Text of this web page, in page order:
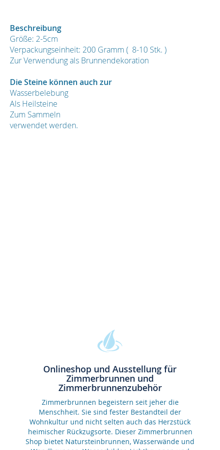
Beschreibung
Größe: 2-5cm
Verpackungseinheit: 200 Gramm ( 8-10 Stk. )
Zur Verwendung als Brunnendekoration
Die Steine können auch zur
Wasserbelebung
Als Heilsteine
Zum Sammeln
verwendet werden.
Onlineshop und Ausstellung für
Zimmerbrunnen und
Zimmerbrunnenzubehör
Zimmerbrunnen begeistern seit jeher die
Menschheit. Sie sind fester Bestandteil der
Wohnkultur und nicht selten auch das Herzstück
heimischer Rückzugsorte. Dieser Zimmerbrunnen
Shop bietet Natursteinbrunnen, Wasserwände und